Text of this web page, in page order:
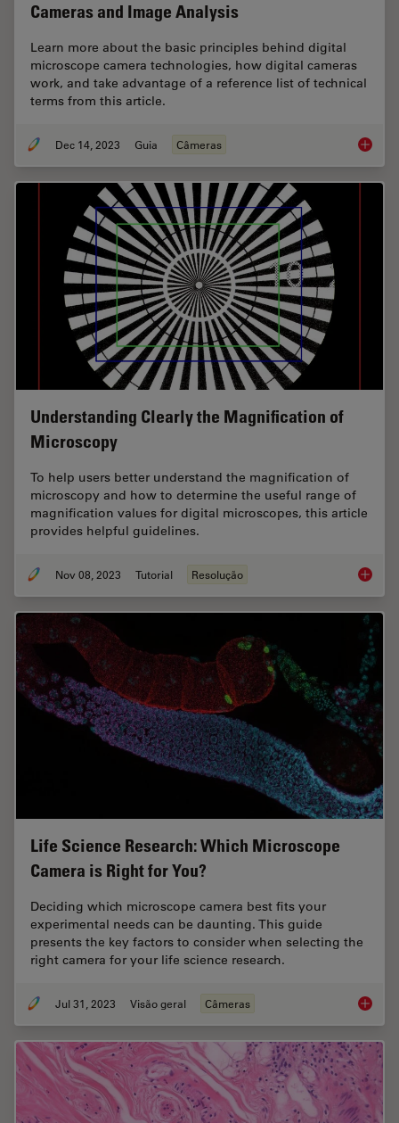
Cameras and Image Analysis
Learn more about the basic principles behind digital
microscope camera technologies, how digital cameras
work, and take advantage of a reference list of technical
terms from this article.
Dec 14, 2023 Guia Câmeras
Understanding Clearly the Magnification of
Microscopy
To help users better understand the magnification of
microscopy and how to determine the useful range of
magnification values for digital microscopes, this article
provides helpful guidelines.
Nov 08, 2023 Tutorial Resolução
Life Science Research: Which Microscope
Camera is Right for You?
Deciding which microscope camera best fits your
experimental needs can be daunting. This guide
presents the key factors to consider when selecting the
right camera for your life science research.
Jul 31, 2023 Visão geral Câmeras Life